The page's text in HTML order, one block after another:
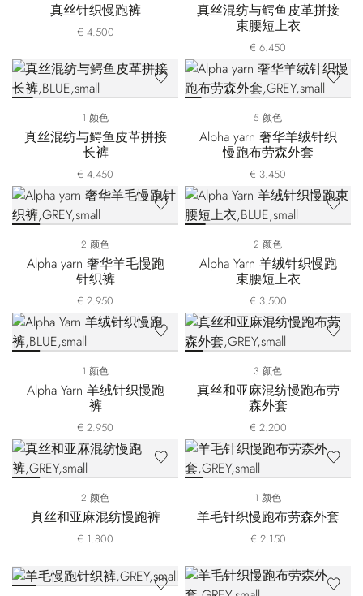
真丝针织慢跑裤
€ 4.500
真丝混纺与鳄鱼皮革拼接
束腰短上衣
€ 6.450
1 颜色
真丝混纺与鳄鱼皮革拼接
长裤
€ 4.450
5 颜色
Alpha yarn 奢华羊绒针织
慢跑布劳森外套
€ 3.450
2 颜色
Alpha yarn 奢华羊毛慢跑
针织裤
€ 2.950
2 颜色
Alpha Yarn 羊绒针织慢跑
束腰短上衣
€ 3.500
1 颜色
Alpha Yarn 羊绒针织慢跑
裤
€ 2.950
3 颜色
真丝和亚麻混纺慢跑布劳
森外套
€ 2.200
2 颜色
真丝和亚麻混纺慢跑裤
€ 1.800
1 颜色
羊毛针织慢跑布劳森外套
€ 2.150